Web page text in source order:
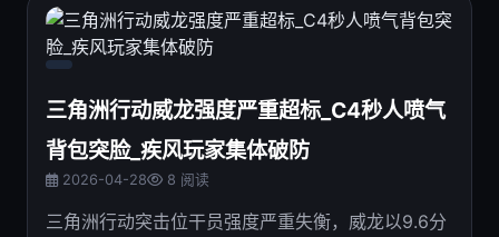
三角洲行动威龙强度严重超标_C4秒人喷气
背包突脸_疾风玩家集体破防
2026-04-28 8 阅读
三角洲行动突击位干员强度严重失衡，威龙以9.6分